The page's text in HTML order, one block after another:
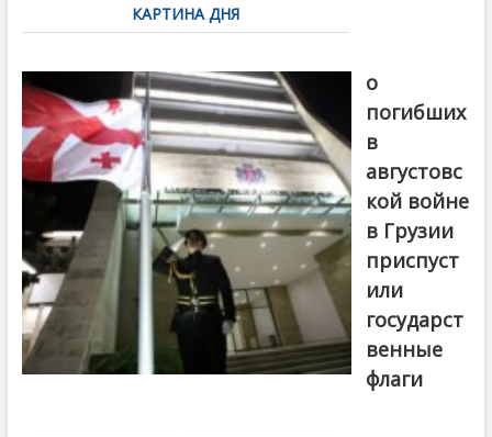
записямКАРТИНА ДНЯ
о
погибших
в
августовс
кой войне
в Грузии
приспуст
или
государст
венные
флаги